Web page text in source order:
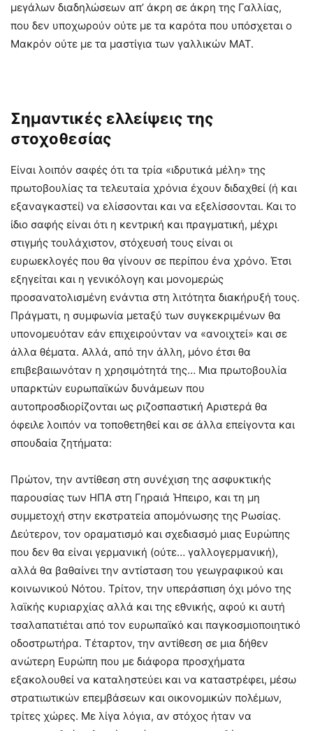
μεγάλων διαδηλώσεων απ’ άκρη σε άκρη της Γαλλίας,
που δεν υποχωρούν ούτε με τα καρότα που υπόσχεται ο
Μακρόν ούτε με τα μαστίγια των γαλλικών ΜΑΤ.
Σημαντικές ελλείψεις της
στοχοθεσίας
Είναι λοιπόν σαφές ότι τα τρία «ιδρυτικά μέλη» της
πρωτοβουλίας τα τελευταία χρόνια έχουν διδαχθεί (ή και
εξαναγκαστεί) να ελίσσονται και να εξελίσσονται. Και το
ίδιο σαφής είναι ότι η κεντρική και πραγματική, μέχρι
στιγμής τουλάχιστον, στόχευσή τους είναι οι
ευρωεκλογές που θα γίνουν σε περίπου ένα χρόνο. Έτσι
εξηγείται και η γενικόλογη και μονομερώς
προσανατολισμένη ενάντια στη λιτότητα διακήρυξή τους.
Πράγματι, η συμφωνία μεταξύ των συγκεκριμένων θα
υπονομευόταν εάν επιχειρούνταν να «ανοιχτεί» και σε
άλλα θέματα. Αλλά, από την άλλη, μόνο έτσι θα
επιβεβαιωνόταν η χρησιμότητά της… Μια πρωτοβουλία
υπαρκτών ευρωπαϊκών δυνάμεων που
αυτοπροσδιορίζονται ως ριζοσπαστική Αριστερά θα
όφειλε λοιπόν να τοποθετηθεί και σε άλλα επείγοντα και
σπουδαία ζητήματα:
Πρώτον, την αντίθεση στη συνέχιση της ασφυκτικής
παρουσίας των ΗΠΑ στη Γηραιά Ήπειρο, και τη μη
συμμετοχή στην εκστρατεία απομόνωσης της Ρωσίας.
Δεύτερον, τον οραματισμό και σχεδιασμό μιας Ευρώπης
που δεν θα είναι γερμανική (ούτε… γαλλογερμανική),
αλλά θα βαθαίνει την αντίσταση του γεωγραφικού και
κοινωνικού Νότου. Τρίτον, την υπεράσπιση όχι μόνο της
λαϊκής κυριαρχίας αλλά και της εθνικής, αφού κι αυτή
τσαλαπατιέται από τον ευρωπαϊκό και παγκοσμιοποιητικό
οδοστρωτήρα. Τέταρτον, την αντίθεση σε μια δήθεν
ανώτερη Ευρώπη που με διάφορα προσχήματα
εξακολουθεί να καταληστεύει και να καταστρέφει, μέσω
στρατιωτικών επεμβάσεων και οικονομικών πολέμων,
τρίτες χώρες. Με λίγα λόγια, αν στόχος ήταν να